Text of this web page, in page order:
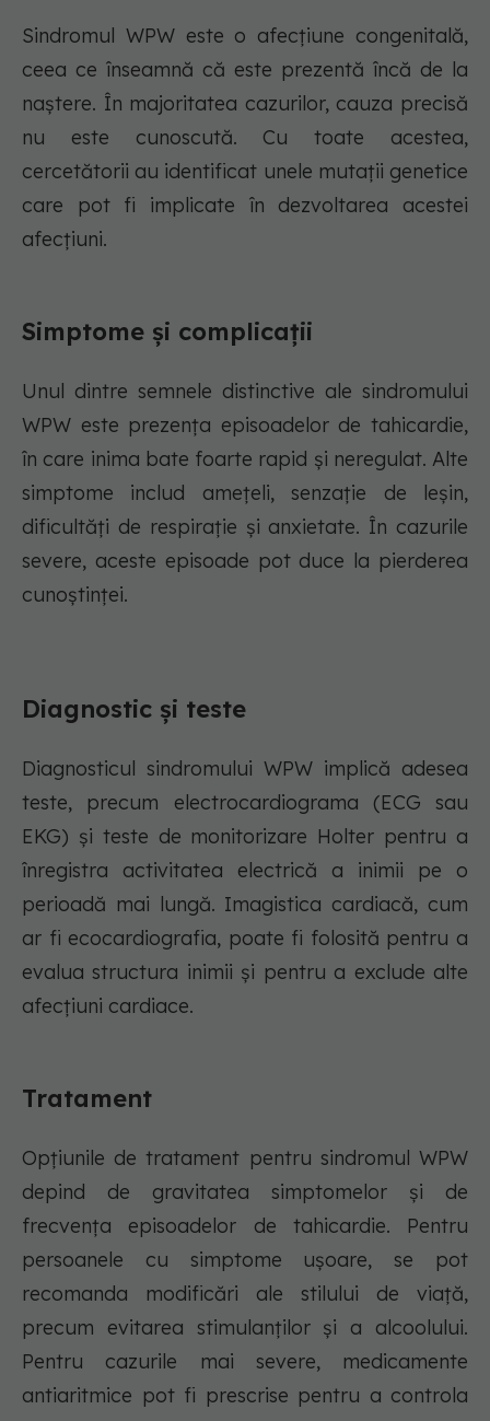
Sindromul WPW este o afecțiune congenitală,
ceea ce înseamnă că este prezentă încă de la
naștere. În majoritatea cazurilor, cauza precisă
nu este cunoscută. Cu toate acestea,
cercetătorii au identificat unele mutații genetice
care pot fi implicate în dezvoltarea acestei
afecțiuni.
Simptome și complicații
Unul dintre semnele distinctive ale sindromului
WPW este prezența episoadelor de tahicardie,
în care inima bate foarte rapid și neregulat. Alte
simptome includ amețeli, senzație de leșin,
dificultăți de respirație și anxietate. În cazurile
severe, aceste episoade pot duce la pierderea
cunoștinței.
Diagnostic și teste
Diagnosticul sindromului WPW implică adesea
teste, precum electrocardiograma (ECG sau
EKG) și teste de monitorizare Holter pentru a
înregistra activitatea electrică a inimii pe o
perioadă mai lungă. Imagistica cardiacă, cum
ar fi ecocardiografia, poate fi folosită pentru a
evalua structura inimii și pentru a exclude alte
afecțiuni cardiace.
Tratament
Opțiunile de tratament pentru sindromul WPW
depind de gravitatea simptomelor și de
frecvența episoadelor de tahicardie. Pentru
persoanele cu simptome ușoare, se pot
recomanda modificări ale stilului de viață,
precum evitarea stimulanților și a alcoolului.
Pentru cazurile mai severe, medicamente
antiaritmice pot fi prescrise pentru a controla